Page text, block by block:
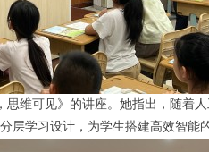
思维可见》的讲座。她指出，随着
学习设计，为学生搭建高效智能